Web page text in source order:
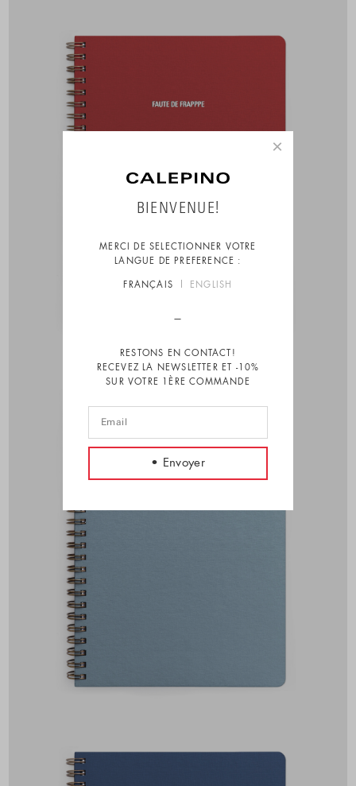
×
BIENVENUE!
MERCI DE SELECTIONNER VOTRE
LANGUE DE PREFERENCE :
FRANÇAIS ENGLISH
RESTONS EN CONTACT!
RECEVEZ LA NEWSLETTER ET -10%
SUR VOTRE 1ÈRE COMMANDE